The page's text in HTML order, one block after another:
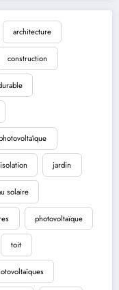
architecture
construction
isolation jardin
solaire
photovoltaïque
toit